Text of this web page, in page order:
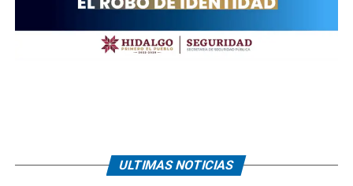
ULTIMAS NOTICIAS